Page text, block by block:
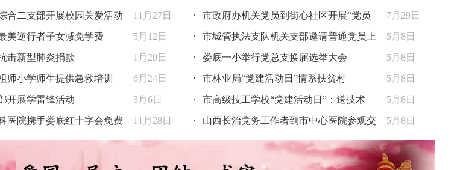
合二支部开展校园关爱活动 11月27日
美逆行者子女减免学费 5月12日
击新型肺炎捐款 1月29日
师小学师生提供急救培训 6月24日
开展学雷锋活动 3月6日
医院携手娄底红十字会免费 11月28日
市政府办机关党员到街心社区开展“党员 7月29日
市城管执法支队机关支部邀请普通党员上 5月8日
娄底一小举行党总支换届选举大会 5月8日
市林业局“党建活动日”情系扶贫村 5月8日
市高级技工学校“党建活动日”：送技术 5月8日
山西长治党务工作者到市中心医院参观交 5月8日